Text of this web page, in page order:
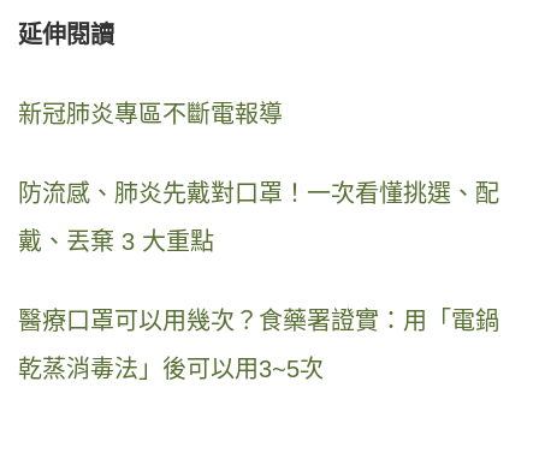
延伸閱讀
新冠肺炎專區不斷電報導
防流感、肺炎先戴對口罩！一次看懂挑選、配
戴、丟棄 3 大重點
醫療口罩可以用幾次？食藥署證實：用「電鍋
乾蒸消毒法」後可以用3~5次